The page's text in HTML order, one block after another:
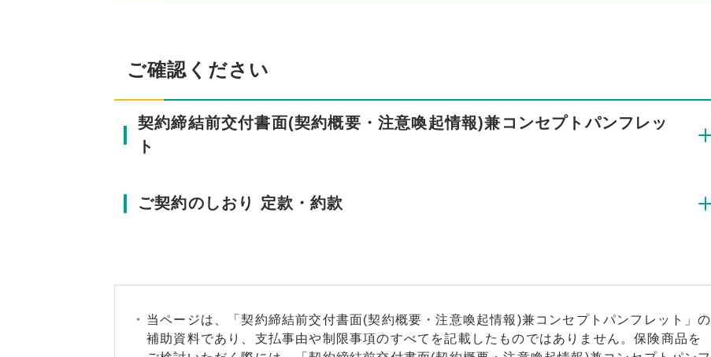
ご確認ください
契約締結前交付書面(契約概要・注意喚起情報)兼コンセプトパンフレッ
ト
ご契約のしおり 定款・約款
当ページは、「契約締結前交付書面(契約概要・注意喚起情報)兼コンセプトパンフレット」の
補助資料であり、支払事由や制限事項のすべてを記載したものではありません。保険商品を